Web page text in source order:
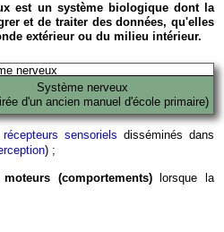
est un système biologique dont la
et de traiter des données, qu'elles
extérieur ou du milieu intérieur.
Système nerveux
d'un ancien manuel d'école primaire)
récepteurs sensoriels disséminés dans
) ;
(comportements)lorsque la